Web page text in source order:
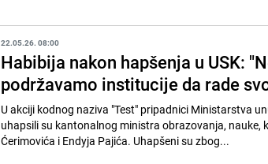
22.05.26. 08:00
Habibija nakon hapšenja u USK:
podržavamo institucije da rade
U akciji kodnog naziva "Test" pripadnici Ministarstva
uhapsili su kantonalnog ministra obrazovanja, nauke,
Ćerimovića i Endyja Pajića. Uhapšeni su zbog...